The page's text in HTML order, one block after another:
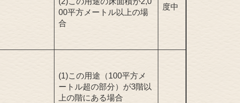
00平方メートル以上の場
合
度中
(1)この用途（100平方メ
ートル超の部分）が3階以
上の階にある場合